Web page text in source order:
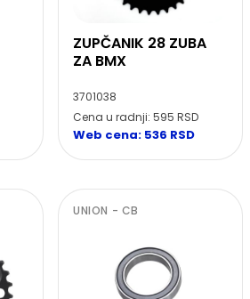
ZUPČANIK 28 ZUBA
ZA BMX
3701038
Cena u radnji: 595 RSD
Web cena: 536 RSD
UNION - CB